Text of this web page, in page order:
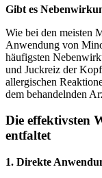
Gibt es
Wie bei den meisten
Anwendung von
häufigsten
und Juckreiz der
allergischen
dem behandelnden
Die effektivsten
entfaltet
1. Direkte